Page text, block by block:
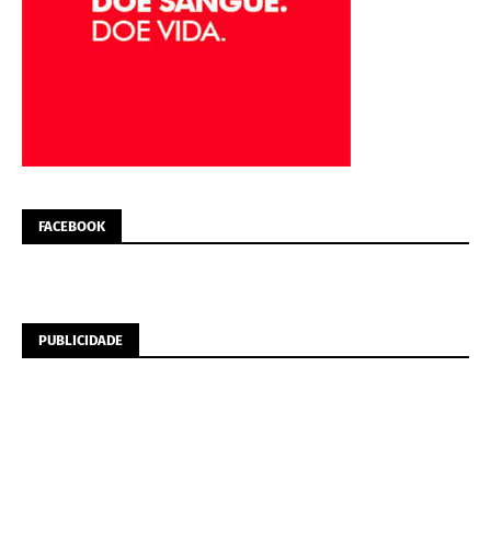
FACEBOOK
PUBLICIDADE